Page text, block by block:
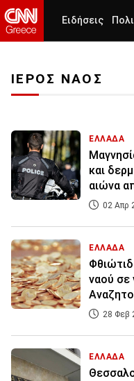
Ειδήσεις
ΙΕΡΟΣ ΝΑΟΣ
ΕΛΛΑΔΑ
και
αιώνα
02 Απρ
ΕΛΛΑΔΑ
ναού σε
28 Φεβ
ΕΛΛΑΔΑ